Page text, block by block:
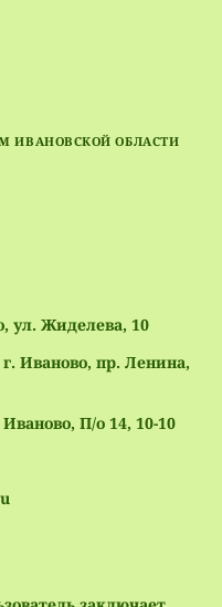
ИВАНОВСКОЙ ОБЛАСТИ
ул. Жиделева, 10
Иваново, пр. Ленина,
П/о 14, 10-10